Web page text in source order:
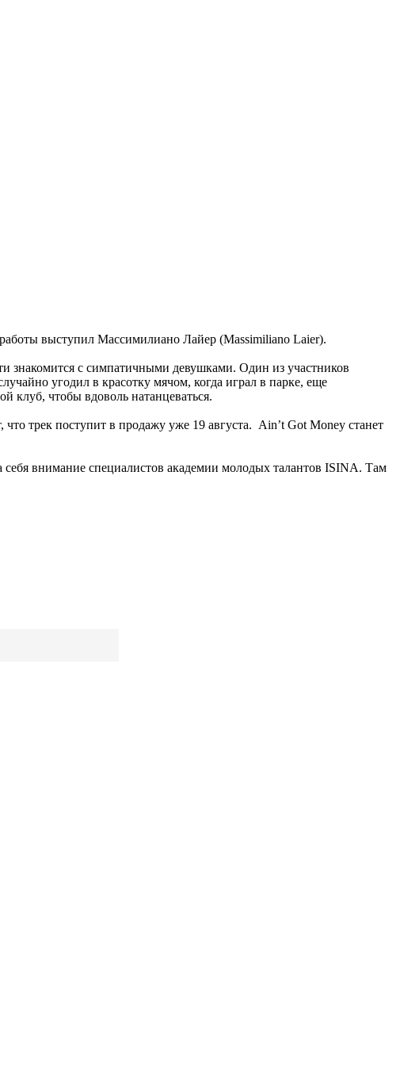
выступил Массимилиано Лайер (Massimiliano Laier).
знакомится с симпатичными девушками. Один из участников
угодил в красотку мячом, когда играл в парке, еще
клуб, чтобы вдоволь натанцеваться.
трек поступит в продажу уже 19 августа. Ain’t Got Money станет
себя внимание специалистов академии молодых талантов ISINA. Там